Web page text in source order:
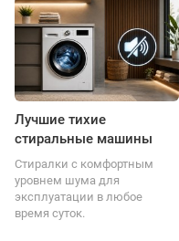
Лучшие тихие
стиральные машины
Стиралки с комфортным
уровнем шума для
эксплуатации в любое
время суток.